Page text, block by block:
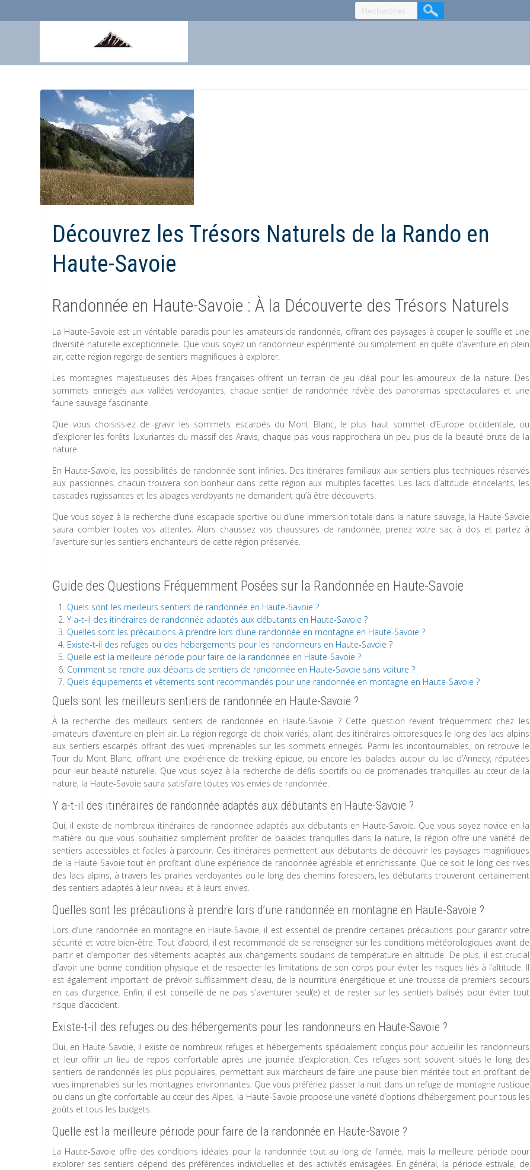
Découvrez les Trésors Naturels de la Rando en
Haute-Savoie
Randonnée en Haute-Savoie : À la Découverte des Trésors Naturels
La Haute-Savoie est un véritable paradis pour les amateurs de randonnée, offrant des paysages à couper le souffle et une
diversité naturelle exceptionnelle. Que vous soyez un randonneur expérimenté ou simplement en quête d’aventure en plein
air, cette région regorge de sentiers magnifiques à explorer.
Les montagnes majestueuses des Alpes françaises offrent un terrain de jeu idéal pour les amoureux de la nature. Des
sommets enneigés aux vallées verdoyantes, chaque sentier de randonnée révèle des panoramas spectaculaires et une
faune sauvage fascinante.
Que vous choisissiez de gravir les sommets escarpés du Mont Blanc, le plus haut sommet d’Europe occidentale, ou
d’explorer les forêts luxuriantes du massif des Aravis, chaque pas vous rapprochera un peu plus de la beauté brute de la
nature.
En Haute-Savoie, les possibilités de randonnée sont infinies. Des itinéraires familiaux aux sentiers plus techniques réservés
aux passionnés, chacun trouvera son bonheur dans cette région aux multiples facettes. Les lacs d’altitude étincelants, les
cascades rugissantes et les alpages verdoyants ne demandent qu’à être découverts.
Que vous soyez à la recherche d’une escapade sportive ou d’une immersion totale dans la nature sauvage, la Haute-Savoie
saura combler toutes vos attentes. Alors chaussez vos chaussures de randonnée, prenez votre sac à dos et partez à
l’aventure sur les sentiers enchanteurs de cette région préservée.
Guide des Questions Fréquemment Posées sur la Randonnée en Haute-Savoie
Quels sont les meilleurs sentiers de randonnée en Haute-Savoie ?
Y a-t-il des itinéraires de randonnée adaptés aux débutants en Haute-Savoie ?
Quelles sont les précautions à prendre lors d’une randonnée en montagne en Haute-Savoie ?
Existe-t-il des refuges ou des hébergements pour les randonneurs en Haute-Savoie ?
Quelle est la meilleure période pour faire de la randonnée en Haute-Savoie ?
Comment se rendre aux départs de sentiers de randonnée en Haute-Savoie sans voiture ?
Quels équipements et vêtements sont recommandés pour une randonnée en montagne en Haute-Savoie ?
Quels sont les meilleurs sentiers de randonnée en Haute-Savoie ?
À la recherche des meilleurs sentiers de randonnée en Haute-Savoie ? Cette question revient fréquemment chez les
amateurs d’aventure en plein air. La région regorge de choix variés, allant des itinéraires pittoresques le long des lacs alpins
aux sentiers escarpés offrant des vues imprenables sur les sommets enneigés. Parmi les incontournables, on retrouve le
Tour du Mont Blanc, offrant une expérience de trekking épique, ou encore les balades autour du lac d’Annecy, réputées
pour leur beauté naturelle. Que vous soyez à la recherche de défis sportifs ou de promenades tranquilles au cœur de la
nature, la Haute-Savoie saura satisfaire toutes vos envies de randonnée.
Y a-t-il des itinéraires de randonnée adaptés aux débutants en Haute-Savoie ?
Oui, il existe de nombreux itinéraires de randonnée adaptés aux débutants en Haute-Savoie. Que vous soyez novice en la
matière ou que vous souhaitiez simplement profiter de balades tranquilles dans la nature, la région offre une variété de
sentiers accessibles et faciles à parcourir. Ces itinéraires permettent aux débutants de découvrir les paysages magnifiques
de la Haute-Savoie tout en profitant d’une expérience de randonnée agréable et enrichissante. Que ce soit le long des rives
des lacs alpins, à travers les prairies verdoyantes ou le long des chemins forestiers, les débutants trouveront certainement
des sentiers adaptés à leur niveau et à leurs envies.
Quelles sont les précautions à prendre lors d’une randonnée en montagne en Haute-Savoie ?
Lors d’une randonnée en montagne en Haute-Savoie, il est essentiel de prendre certaines précautions pour garantir votre
sécurité et votre bien-être. Tout d’abord, il est recommandé de se renseigner sur les conditions météorologiques avant de
partir et d’emporter des vêtements adaptés aux changements soudains de température en altitude. De plus, il est crucial
d’avoir une bonne condition physique et de respecter les limitations de son corps pour éviter les risques liés à l’altitude. Il
est également important de prévoir suffisamment d’eau, de la nourriture énergétique et une trousse de premiers secours
en cas d’urgence. Enfin, il est conseillé de ne pas s’aventurer seul(e) et de rester sur les sentiers balisés pour éviter tout
risque d’accident.
Existe-t-il des refuges ou des hébergements pour les randonneurs en Haute-Savoie ?
Oui, en Haute-Savoie, il existe de nombreux refuges et hébergements spécialement conçus pour accueillir les randonneurs
et leur offrir un lieu de repos confortable après une journée d’exploration. Ces refuges sont souvent situés le long des
sentiers de randonnée les plus populaires, permettant aux marcheurs de faire une pause bien méritée tout en profitant de
vues imprenables sur les montagnes environnantes. Que vous préfériez passer la nuit dans un refuge de montagne rustique
ou dans un gîte confortable au cœur des Alpes, la Haute-Savoie propose une variété d’options d’hébergement pour tous les
goûts et tous les budgets.
Quelle est la meilleure période pour faire de la randonnée en Haute-Savoie ?
La Haute-Savoie offre des conditions idéales pour la randonnée tout au long de l’année, mais la meilleure période pour
explorer ses sentiers dépend des préférences individuelles et des activités envisagées. En général, la période estivale, de